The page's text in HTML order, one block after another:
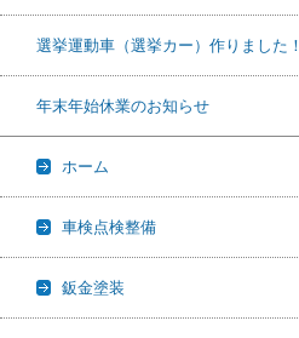
選挙運動車（選挙カー）作りました！
年末年始休業のお知らせ
ホーム
車検点検整備
鈑金塗装